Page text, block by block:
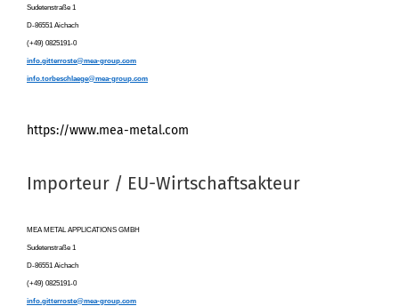
Sudetenstraße 1
D-86551 Aichach
(+49) 0825191-0
info.gitterroste@mea-group.com
info.torbeschlaege@mea-group.com
https://www.mea-metal.com
Importeur / EU-Wirtschaftsakteur
MEA METAL APPLICATIONS GMBH
Sudetenstraße 1
D-86551 Aichach
(+49) 0825191-0
info.gitterroste@mea-group.com